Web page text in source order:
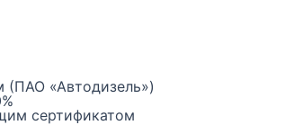
(ПАО «Автодизель»)
сертификатом